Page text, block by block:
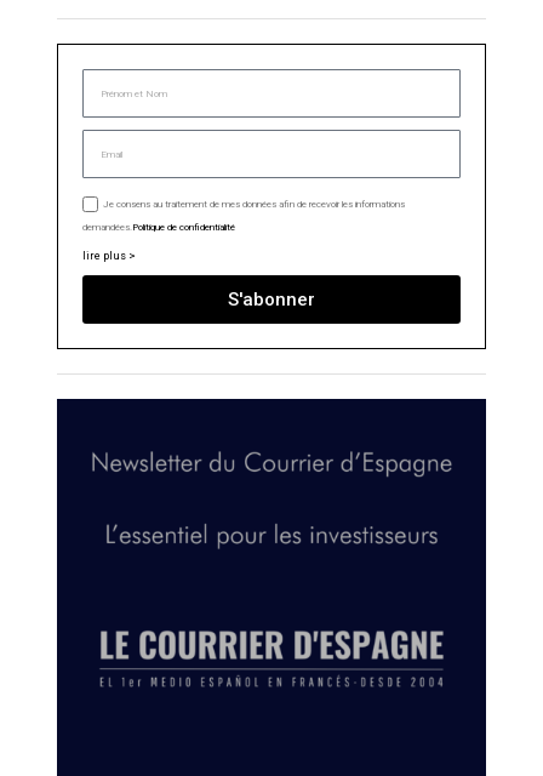
Je consens au traitement de mes données afin de recevoir les informations
demandées.Politique de confidentialité
lire plus >
S'abonner